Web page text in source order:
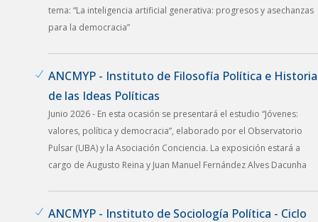
tema: “La inteligencia artificial generativa: progresos y asechanzas
para la democracia”
ANCMYP - Instituto de Filosofía Política e Historia
de las Ideas Políticas
Junio 2026 - En esta ocasión se presentará el estudio “Jóvenes:
valores, política y democracia”, elaborado por el Observatorio
Pulsar (UBA) y la Asociación Conciencia. La exposición estará a
cargo de Augusto Reina y Juan Manuel Fernández Alves Dacunha
ANCMYP - Instituto de Sociología Política - Ciclo